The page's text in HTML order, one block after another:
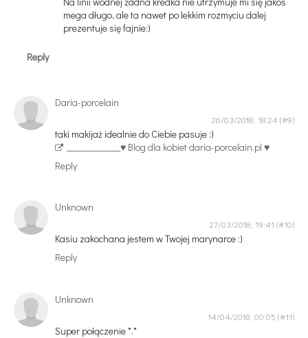
mega długo, ale ta nawet po lekkim rozmyciu dalej
prezentuje się fajnie:)
Reply
Daria-porcelain
26/03/2018, 18:24
taki makijaż idealnie do Ciebie pasuje :)
♥ Blog dla kobiet daria-porcelain.pl ♥
Reply
Unknown
27/03/2018, 19:41
Kasiu zakochana jestem w Twojej marynarce :)
Reply
Unknown
14/04/2018, 00:05
Super połączenie *.*